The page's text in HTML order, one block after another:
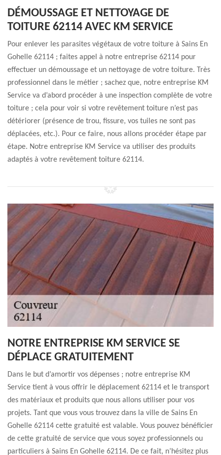
DÉMOUSSAGE ET NETTOYAGE DE
TOITURE 62114 AVEC KM SERVICE
Pour enlever les parasites végétaux de votre toiture à Sains En
Gohelle 62114 ; faites appel à notre entreprise 62114 pour
effectuer un démoussage et un nettoyage de votre toiture. Très
professionnel dans le métier ; sachez que, notre entreprise KM
Service va d’abord procéder à une inspection complète de votre
toiture ; cela pour voir si votre revêtement toiture n’est pas
détériorer (présence de trou, fissure, vos tuiles ne sont pas
déplacées, etc.). Pour ce faire, nous allons procéder étape par
étape. Notre entreprise KM Service va utiliser des produits
adaptés à votre revêtement toiture 62114.
NOTRE ENTREPRISE KM SERVICE SE
DÉPLACE GRATUITEMENT
Dans le but d’amortir vos dépenses ; notre entreprise KM
Service tient à vous offrir le déplacement 62114 et le transport
des matériaux et produits que nous allons utiliser pour vos
projets. Tant que vous vous trouvez dans la ville de Sains En
Gohelle 62114 cette gratuité est valable. Vous pouvez bénéficier
de cette gratuité de service que vous soyez professionnels ou
particuliers à Sains En Gohelle 62114. De ce fait, n’hésitez plus